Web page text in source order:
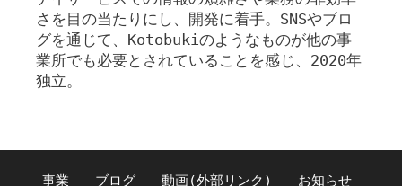
さを目の当たりにし、開発に着手。SNSやブロ
グを通じて、Kotobukiのようなものが他の事
業所でも必要とされていることを感じ、2020年
独立。
事業 ブログ 動画(外部リンク) お知らせ